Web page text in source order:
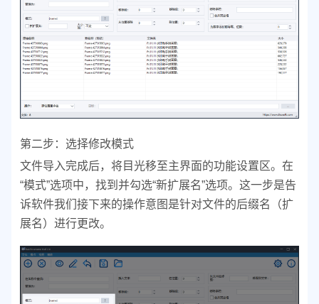
第二步：选择修改模式
文件导入完成后，将目光移至主界面的功能设置区。在
“模式”选项中，找到并勾选“新扩展名”选项。这一步是告
诉软件我们接下来的操作意图是针对文件的后缀名（扩
展名）进行更改。